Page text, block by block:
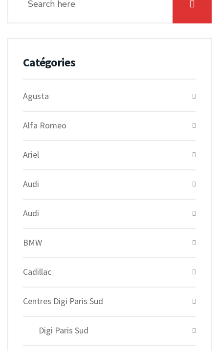
Catégories
Agusta
Alfa Romeo
Ariel
Audi
Audi
BMW
Cadillac
Centres Digi Paris Sud
Digi Paris Sud